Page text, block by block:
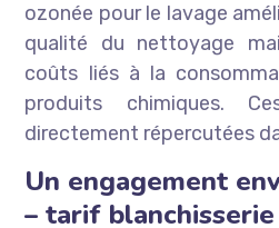
ozonée pour le lavage
qualité du nettoyage
coûts liés à la
produits chimiques.
directement répercutées
Un engagement
– tarif